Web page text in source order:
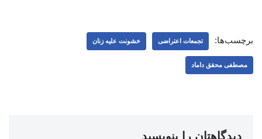
برچسب‌ها: تجمعات اعتراضی خشونت علیه زنان
مصطفی محقق داماد
دیدگاهتان را بنویسید